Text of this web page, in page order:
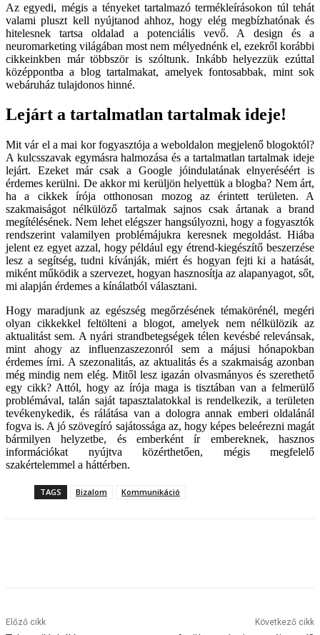
Az egyedi, mégis a tényeket tartalmazó termékleírásokon túl tehát
valami pluszt kell nyújtanod ahhoz, hogy elég megbízhatónak és
hitelesnek tartsa oldalad a potenciális vevő. A design és a
neuromarketing világában most nem mélyednénk el, ezekről korábbi
cikkeinkben már többször is szóltunk. Inkább helyezzük ezúttal
középpontba a blog tartalmakat, amelyek fontosabbak, mint sok
webáruház tulajdonos hinné.
Lejárt a tartalmatlan tartalmak ideje!
Mit vár el a mai kor fogyasztója a weboldalon megjelenő blogoktól?
A kulcsszavak egymásra halmozása és a tartalmatlan tartalmak ideje
lejárt. Ezeket már csak a Google jóindulatának elnyeréséért is
érdemes kerülni. De akkor mi kerüljön helyettük a blogba? Nem árt,
ha a cikkek írója otthonosan mozog az érintett területen. A
szakmaiságot nélkülöző tartalmak sajnos csak ártanak a brand
megítélésének. Nem lehet elégszer hangsúlyozni, hogy a fogyasztók
rendszerint valamilyen problémájukra keresnek megoldást. Hiába
jelent ez egyet azzal, hogy például egy étrend-kiegészítő beszerzése
lesz a segítség, tudni kívánják, miért és hogyan fejti ki a hatását,
miként működik a szervezet, hogyan hasznosítja az alapanyagot, sőt,
mi alapján érdemes a kínálatból választani.
Hogy maradjunk az egészség megőrzésének témakörénél, megéri
olyan cikkekkel feltölteni a blogot, amelyek nem nélkülözik az
aktualitást sem. A nyári strandbetegségek télen kevésbé relevánsak,
mint ahogy az influenzaszezonról sem a májusi hónapokban
érdemes írni. A szezonalitás, az aktualitás és a szakmaiság azonban
még mindig nem elég. Mitől lesz igazán olvasmányos és szerethető
egy cikk? Attól, hogy az írója maga is tisztában van a felmerülő
problémával, talán saját tapasztalatokkal is rendelkezik, a területen
tevékenykedik, és rálátása van a dologra annak emberi oldalánál
fogva is. A jó szövegíró sajátossága az, hogy képes beleérezni magát
bármilyen helyzetbe, és emberként ír embereknek, hasznos
információkat nyújtva közérthetően, mégis megfelelő
szakértelemmel a háttérben.
TAGS Bizalom Kommunikáció
Előző cikk Következő cikk